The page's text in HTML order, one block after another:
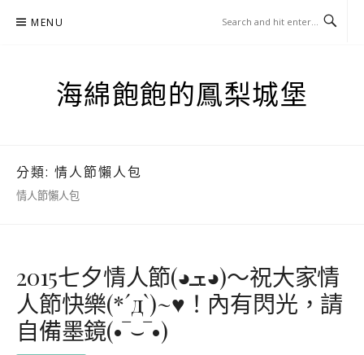
MENU
海綿飽飽的鳳梨城堡
分類: 情人節懶人包
情人節懶人包
2015七夕情人節(◕ܫ◕)～祝大家情
人節快樂(*´д`)~♥！內有閃光，請
自備墨鏡(•‾⌣‾•)